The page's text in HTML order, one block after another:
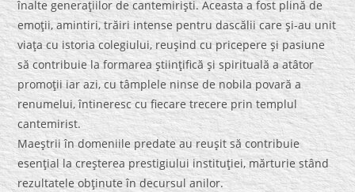
înalte generaţiilor de cantemirişti. Aceasta a fost plină de
emoţii, amintiri, trăiri intense pentru dascălii care şi-au unit
viaţa cu istoria colegiului, reuşind cu pricepere şi pasiune
să contribuie la formarea ştiinţifică şi spirituală a atâtor
promoţii iar azi, cu tâmplele ninse de nobila povară a
renumelui, întineresc cu fiecare trecere prin templul
cantemirist.
Maeştrii în domeniile predate au reuşit să contribuie
esenţial la creşterea prestigiului instituţiei, mărturie stând
rezultatele obţinute în decursul anilor.